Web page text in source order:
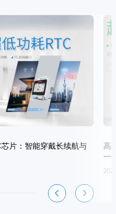
片：智能穿戴长续航与
高
一